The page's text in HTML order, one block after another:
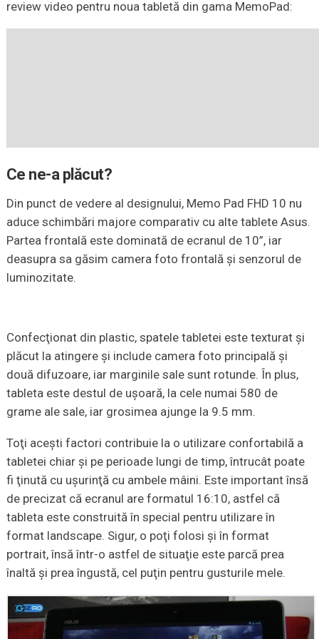
review video pentru noua tabletă din gama MemoPad:
Ce ne-a plăcut?
Din punct de vedere al designului, Memo Pad FHD 10 nu
aduce schimbări majore comparativ cu alte tablete Asus.
Partea frontală este dominată de ecranul de 10”, iar
deasupra sa găsim camera foto frontală şi senzorul de
luminozitate.
Confecţionat din plastic, spatele tabletei este texturat şi
plăcut la atingere şi include camera foto principală şi
două difuzoare, iar marginile sale sunt rotunde. În plus,
tableta este destul de uşoară, la cele numai 580 de
grame ale sale, iar grosimea ajunge la 9.5 mm.
Toţi aceşti factori contribuie la o utilizare confortabilă a
tabletei chiar şi pe perioade lungi de timp, întrucât poate
fi ţinută cu uşurinţă cu ambele mâini. Este important însă
de precizat că ecranul are formatul 16:10, astfel că
tableta este construită în special pentru utilizare în
format landscape. Sigur, o poţi folosi şi în format
portrait, însă într-o astfel de situaţie este parcă prea
înaltă şi prea îngustă, cel puţin pentru gusturile mele.